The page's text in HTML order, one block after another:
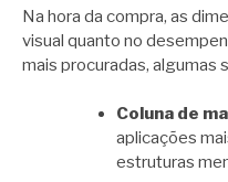
Na hora da compra, as
visual quanto no
mais procuradas, algumas
Coluna de
aplicações
estruturas